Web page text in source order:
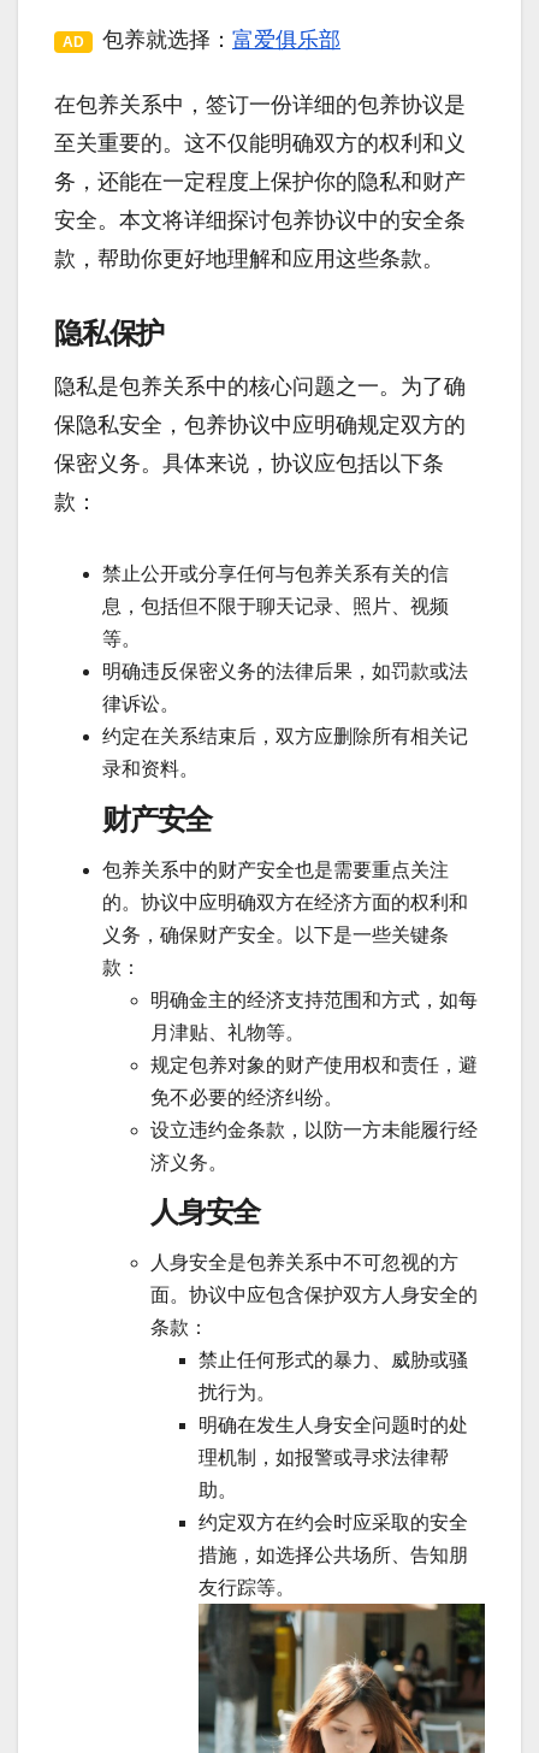
AD 包养就选择： 富爱俱乐部
在包养关系中，签订一份详细的包养协议是
至关重要的。这不仅能明确双方的权利和义
务，还能在一定程度上保护你的隐私和财产
安全。本文将详细探讨包养协议中的安全条
款，帮助你更好地理解和应用这些条款。
隐私保护
隐私是包养关系中的核心问题之一。为了确
保隐私安全，包养协议中应明确规定双方的
保密义务。具体来说，协议应包括以下条
款：
禁止公开或分享任何与包养关系有关的信
息，包括但不限于聊天记录、照片、视频
等。
明确违反保密义务的法律后果，如罚款或法
律诉讼。
约定在关系结束后，双方应删除所有相关记
录和资料。
财产安全
包养关系中的财产安全也是需要重点关注
的。协议中应明确双方在经济方面的权利和
义务，确保财产安全。以下是一些关键条
款：
明确金主的经济支持范围和方式，如每
月津贴、礼物等。
规定包养对象的财产使用权和责任，避
免不必要的经济纠纷。
设立违约金条款，以防一方未能履行经
济义务。
人身安全
人身安全是包养关系中不可忽视的方
面。协议中应包含保护双方人身安全的
条款：
禁止任何形式的暴力、威胁或骚
扰行为。
明确在发生人身安全问题时的处
理机制，如报警或寻求法律帮
助。
约定双方在约会时应采取的安全
措施，如选择公共场所、告知朋
友行踪等。